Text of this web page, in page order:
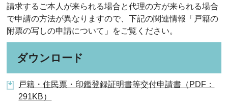
請求するご本人が来られる場合と代理の方が来られる場合
で申請の方法が異なりますので、下記の関連情報「戸籍の
附票の写しの申請について」をご覧ください。
ダウンロード
戸籍・住民票・印鑑登録証明書等交付申請書（PDF：
291KB）